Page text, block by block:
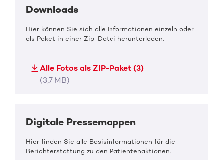
Downloads
Hier können Sie sich alle Informationen einzeln oder
als Paket in einer Zip-Datei herunterladen.
Alle Fotos als ZIP-Paket (3)
(3,7 MB)
Digitale Pressemappen
Hier finden Sie alle Basisinformationen für die
Berichterstattung zu den Patientenaktionen.